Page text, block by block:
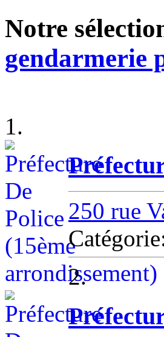
Notre
gendarmerie
1.
250 rue
2.